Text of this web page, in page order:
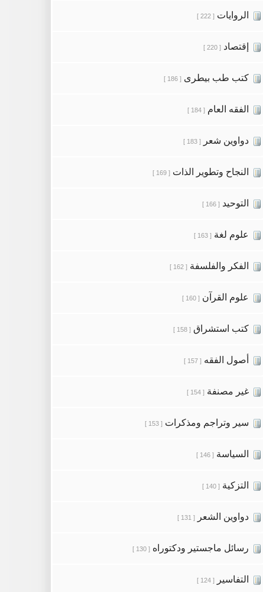
الروايات [ 222 ]
إقتصاد [ 220 ]
كتب طب بيطرى [ 186 ]
الفقه العام [ 184 ]
دواوين شعر [ 183 ]
النجاح وتطوير الذات [ 169 ]
التوحيد [ 166 ]
علوم لغة [ 163 ]
الفكر والفلسفة [ 162 ]
علوم القرآن [ 160 ]
كتب استشراق [ 158 ]
أصول الفقه [ 157 ]
غير مصنفة [ 154 ]
سير وتراجم ومذكرات [ 153 ]
السياسة [ 146 ]
التزكية [ 140 ]
دواوين الشعر [ 131 ]
رسائل ماجستير ودكتوراه [ 130 ]
التفاسير [ 124 ]